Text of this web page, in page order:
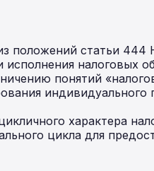
положений статьи 444
налоговых
понятий
индивидуального
характера
цикла для